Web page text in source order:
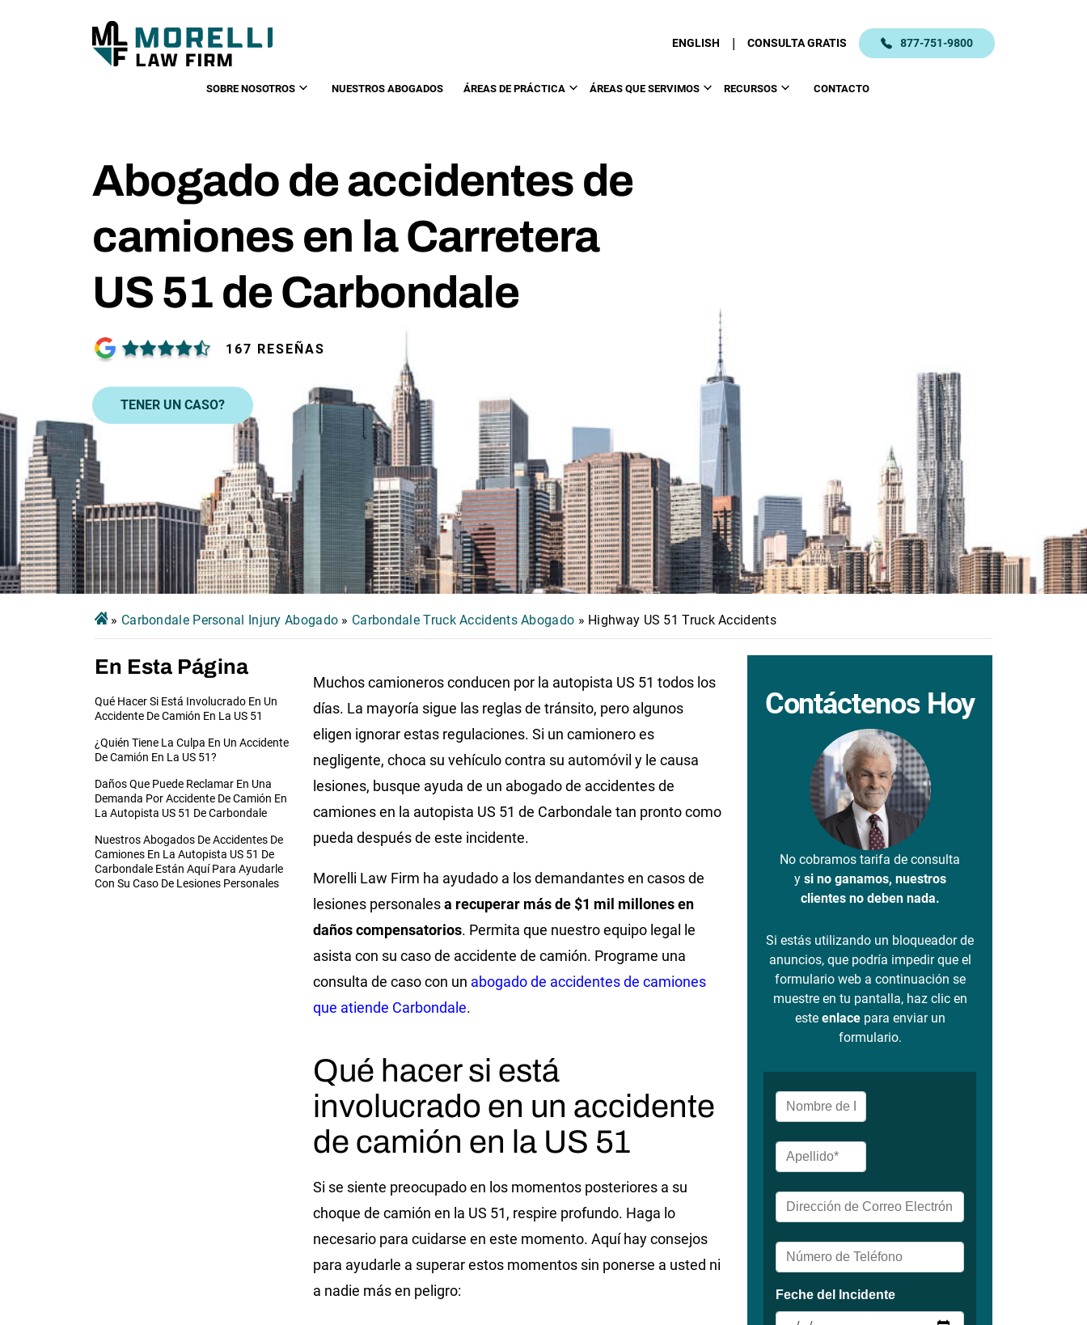
ENGLISH | CONSULTA GRATIS 877-751-9800
SOBRE NOSOTROS NUESTROS ABOGADOS ÁREAS DE PRÁCTICA ÁREAS QUE SERVIMOS RECURSOS CONTACTO
Abogado de accidentes de
camiones en la Carretera
US 51 de Carbondale
167 RESEÑAS
TENER UN CASO?
» Carbondale Personal Injury Abogado » Carbondale Truck Accidents Abogado » Highway US 51 Truck Accidents
En Esta Página
Qué Hacer Si Está Involucrado En Un
Accidente De Camión En La US 51
¿Quién Tiene La Culpa En Un Accidente
De Camión En La US 51?
Daños Que Puede Reclamar En Una
Demanda Por Accidente De Camión En
La Autopista US 51 De Carbondale
Nuestros Abogados De Accidentes De
Camiones En La Autopista US 51 De
Carbondale Están Aquí Para Ayudarle
Con Su Caso De Lesiones Personales
Muchos camioneros conducen por la autopista US 51 todos los
días. La mayoría sigue las reglas de tránsito, pero algunos
eligen ignorar estas regulaciones. Si un camionero es
negligente, choca su vehículo contra su automóvil y le causa
lesiones, busque ayuda de un abogado de accidentes de
camiones en la autopista US 51 de Carbondale tan pronto como
pueda después de este incidente.
Morelli Law Firm ha ayudado a los demandantes en casos de
lesiones personalesa recuperar más de $1 mil millones en
daños compensatorios. Permita que nuestro equipo legal le
asista con su caso de accidente de camión. Programe una
consulta de caso con un abogado de accidentes de camiones
que atiende Carbondale.
Qué hacer si está
involucrado en un accidente
de camión en la US 51
Si se siente preocupado en los momentos posteriores a su
choque de camión en la US 51, respire profundo. Haga lo
necesario para cuidarse en este momento. Aquí hay consejos
para ayudarle a superar estos momentos sin ponerse a usted ni
a nadie más en peligro:
Contáctenos Hoy
No cobramos tarifa de consulta
y si no ganamos, nuestros
clientes no deben nada.
Si estás utilizando un bloqueador de
anuncios, que podría impedir que el
formulario web a continuación se
muestre en tu pantalla, haz clic en
este enlacepara enviar un
formulario.